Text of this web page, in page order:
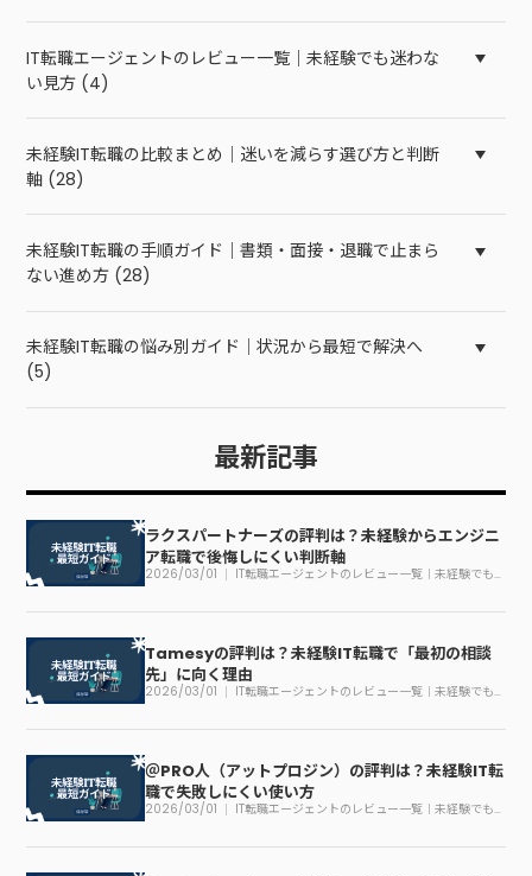
IT転職エージェントのレビュー一覧｜未経験でも迷わな
い見方 (4)
未経験IT転職の比較まとめ｜迷いを減らす選び方と判断
軸 (28)
未経験IT転職の手順ガイド｜書類・面接・退職で止まら
ない進め方 (28)
未経験IT転職の悩み別ガイド｜状況から最短で解決へ
(5)
最新記事
ラクスパートナーズの評判は？未経験からエンジニ
ア転職で後悔しにくい判断軸
2026/03/01 IT転職エージェントのレビュー一覧｜未経験でも
迷わない見方
Tamesyの評判は？未経験IT転職で「最初の相談
先」に向く理由
2026/03/01 IT転職エージェントのレビュー一覧｜未経験でも
＠PRO人（アットプロジン）の評判は？未経験IT転
職で失敗しにくい使い方
2026/03/01 IT転職エージェントのレビュー一覧｜未経験でも